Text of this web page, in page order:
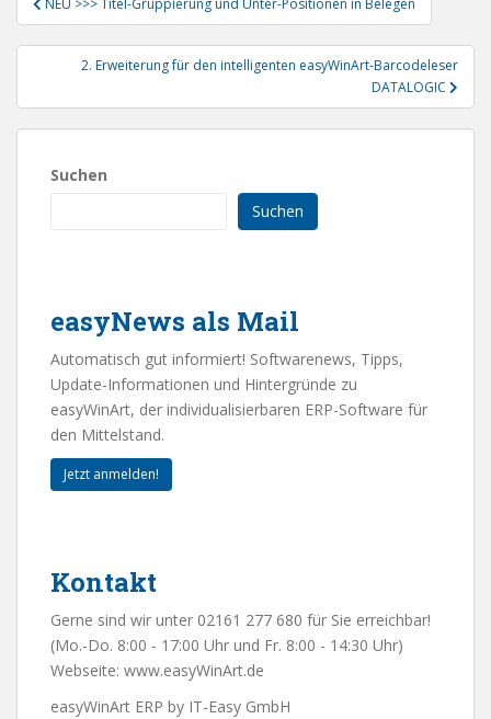
NEU >>> Titel-Gruppierung und Unter-Positionen in Belegen
2. Erweiterung für den intelligenten easyWinArt-Barcodeleser
DATALOGIC
Suchen
Suchen
easyNews als Mail
Automatisch gut informiert! Softwarenews, Tipps,
Update-Informationen und Hintergründe zu
easyWinArt, der individualisierbaren ERP-Software für
den Mittelstand.
Jetzt anmelden!
Kontakt
Gerne sind wir unter 02161 277 680 für Sie erreichbar!
(Mo.-Do. 8:00 - 17:00 Uhr und Fr. 8:00 - 14:30 Uhr)
Webseite: www.easyWinArt.de
easyWinArt ERP by IT-Easy GmbH